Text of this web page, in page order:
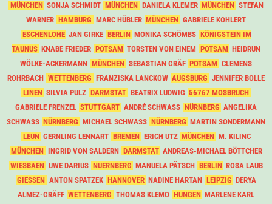
MÜNCHEN SONJA SCHMIDT MÜNCHEN DANIELA KLEMER MÜNCHEN STEFAN
WARNER HAMBURG MARC HÜBLER MÜNCHEN GABRIELE KOHLERT
ESCHENLOHE JAN GIRKE BERLIN MONIKA SCHÖMBS KÖNIGSTEIN IM
TAUNUS KNABE FRIEDER POTSAM TORSTEN VON EINEM POTSAM HEIDRUN
WÖLKE-ACKERMANN MÜNCHEN SEBASTIAN GRÄF POTSAM CLEMENS
ROHRBACH WETTENBERG FRANZISKA LANCKOW AUGSBURG JENNIFER BOLLE
LINEN SILVIA PULZ DARMSTAT BEATRIX LUDWIG 56767 MOSBRUCH
GABRIELE FRENZEL STUTTGART ANDRÉ SCHWASS NÜRNBERG ANGELIKA
SCHWASS
NÜRNBERG MICHAEL SCHWASS NÜRNBERG MARTIN SONDERMANN
LEUN GERNLING LENNART BREMEN ERICH UTZ MÜNCHEN M. KILINC
MÜNCHEN INGRID VON SALDERN DARMSTAT ANDREAS-MICHAEL BÖTTCHER
WIESBAEN UWE DARIUS NUERNBERG MANUELA PÄTSCH BERLIN ROSA LAUB
GIESSEN
ANTON SPATZEK HANNOVER NADINE HARTAN LEIPZIG DERYA
ALMEZ-GRÄFF WETTENBERG THOMAS KLEMO HUNGEN MARLENE KARL